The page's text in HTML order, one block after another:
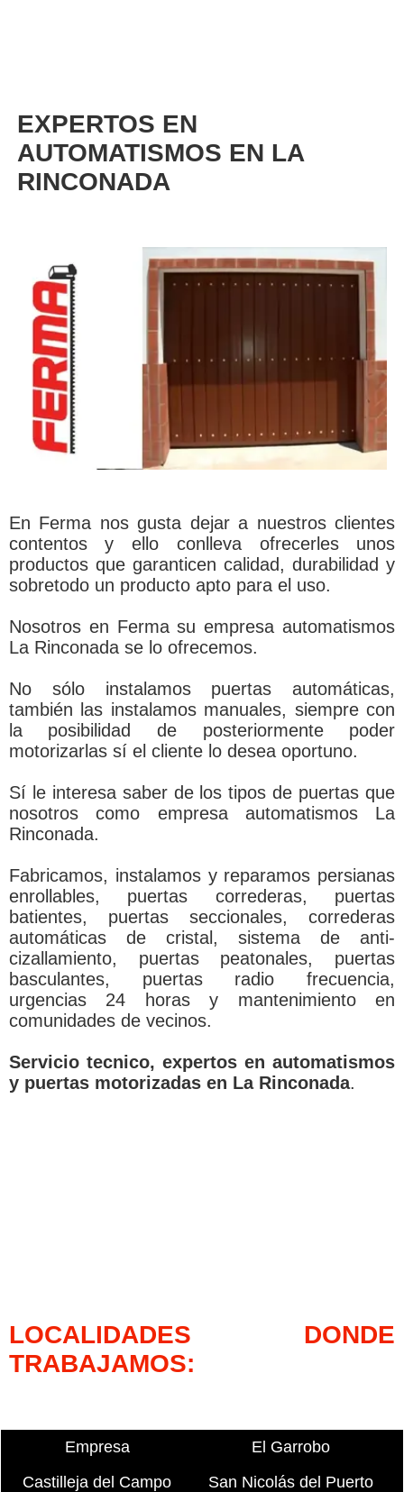
EXPERTOS EN
AUTOMATISMOS EN LA
RINCONADA
En Ferma nos gusta dejar a nuestros clientes
contentos y ello conlleva ofrecerles unos
productos que garanticen calidad, durabilidad y
sobretodo un producto apto para el uso.
Nosotros en Ferma su empresa automatismos
La Rinconada se lo ofrecemos.
No sólo instalamos puertas automáticas,
también las instalamos manuales, siempre con
la posibilidad de posteriormente poder
motorizarlas sí el cliente lo desea oportuno.
Sí le interesa saber de los tipos de puertas que
nosotros como empresa automatismos La
Rinconada.
Fabricamos, instalamos y reparamos persianas
enrollables, puertas correderas, puertas
batientes, puertas seccionales, correderas
automáticas de cristal, sistema de anti-
cizallamiento, puertas peatonales, puertas
basculantes, puertas radio frecuencia,
urgencias 24 horas y mantenimiento en
comunidades de vecinos.
Servicio tecnico, expertos en automatismos
y puertas motorizadas en La Rinconada.
LOCALIDADES DONDE
TRABAJAMOS:
Empresa
El Garrobo
Castilleja del Campo
San Nicolás del Puerto